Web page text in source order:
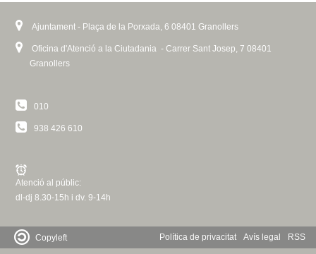
Ajuntament - Plaça de la Porxada, 6 08401 Granollers
Oficina d'Atenció a la Ciutadania - Carrer Sant Josep, 7 08401
Granollers
010
938 426 610
Atenció al públic:
dl-dj 8.30-15h i dv. 9-14h
Política de privacitat Avís legal RSS
Copyleft